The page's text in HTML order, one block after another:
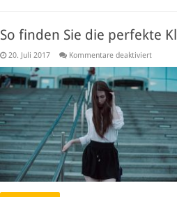
So finden Sie die perfekte
20. Juli 2017 Kommentare deaktiviertfür
Sie
die
für
Ihre
Figur!